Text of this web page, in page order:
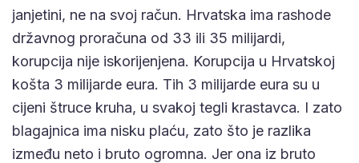
janjetini, ne na svoj račun. Hrvatska ima rashode
državnog proračuna od 33 ili 35 milijardi,
korupcija nije iskorijenjena. Korupcija u Hrvatskoj
košta 3 milijarde eura. Tih 3 milijarde eura su u
cijeni štruce kruha, u svakoj tegli krastavca. I zato
blagajnica ima nisku plaću, zato što je razlika
između neto i bruto ogromna. Jer ona iz bruto